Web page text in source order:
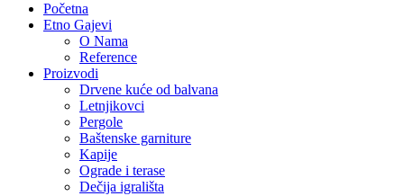
Početna
Etno Gajevi
O Nama
Reference
Proizvodi
Drvene kuće od balvana
Letnjikovci
Pergole
Baštenske garniture
Kapije
Ograde i terase
Dečija igrališta